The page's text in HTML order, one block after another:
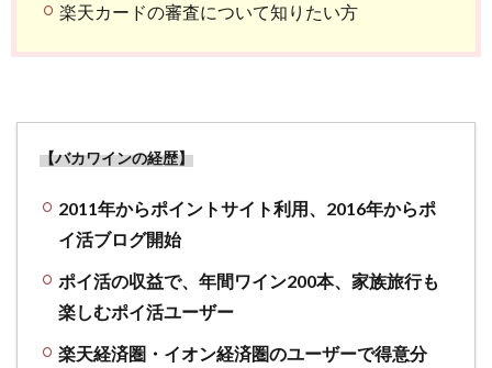
楽天カードの審査について知りたい方
【バカワインの経歴】
2011年からポイントサイト利用、2016年からポ
イ活ブログ開始
ポイ活の収益で、年間ワイン200本、家族旅行も
楽しむポイ活ユーザー
楽天経済圏・イオン経済圏のユーザーで得意分